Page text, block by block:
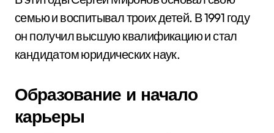
семью и воспитывал троих детей. В 1991 году
он получил высшую квалификацию и стал
кандидатом юридических наук.
Образование и начало
карьеры